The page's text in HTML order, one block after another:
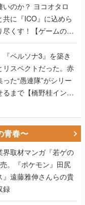
のか？ ヨコオタロ
に『ICO』に込めら
くす！【ゲームの企
『ペルソナ3』を築き
スペクトだった。赤
た“愚連隊”がシリー
まで【橋野桂インタ
青春〜
界取材マンガ『若ゲの
。『ポケモン』田尻
』遠藤雅伸さんらの貴
録